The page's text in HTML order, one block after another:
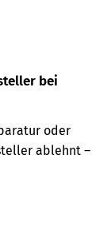
bei
oder
ablehnt –